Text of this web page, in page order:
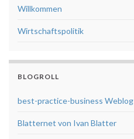
Willkommen
Wirtschaftspolitik
BLOGROLL
best-practice-business Weblog
Blatternet von Ivan Blatter